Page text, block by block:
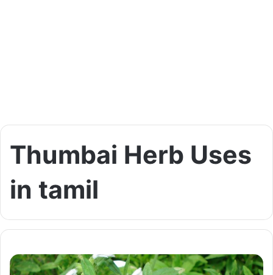
Thumbai Herb Uses
in tamil